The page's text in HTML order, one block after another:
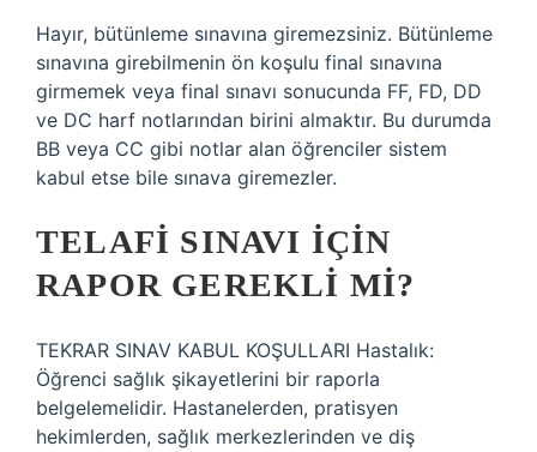
Hayır, bütünleme sınavına giremezsiniz. Bütünleme
sınavına girebilmenin ön koşulu final sınavına
girmemek veya final sınavı sonucunda FF, FD, DD
ve DC harf notlarından birini almaktır. Bu durumda
BB veya CC gibi notlar alan öğrenciler sistem
kabul etse bile sınava giremezler.
TELAFI SINAVI IÇIN
RAPOR GEREKLI MI?
TEKRAR SINAV KABUL KOŞULLARI Hastalık:
Öğrenci sağlık şikayetlerini bir raporla
belgelemelidir. Hastanelerden, pratisyen
hekimlerden, sağlık merkezlerinden ve diş